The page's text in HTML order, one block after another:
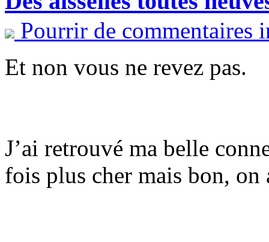
Pourrir de commentaires
Et non vous ne revez pas.
J’ai retrouvé ma belle
fois plus cher mais bon, on